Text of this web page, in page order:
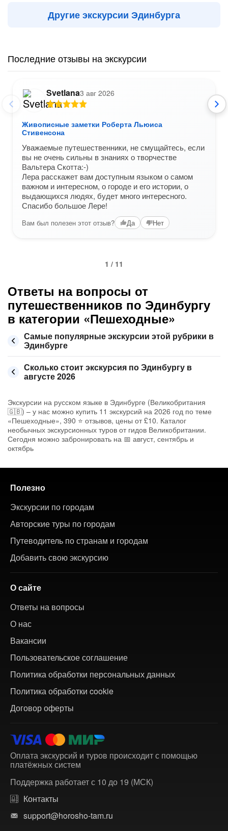
Другие экскурсии Эдинбурга
Последние отзывы на экскурсии
Svetlana3 авг 2026
Живописные заметки Роберта Льюиса
Стивенсона
Уважаемые путешественники, не смущайтесь, если
вы не очень сильны в знаниях о творчестве
Вальтера Скотта:-)
Лера расскажет вам доступным языком о самом
важном и интересном, о городе и его истории, о
выдающихся людях, будет много интересного.
Спасибо большое Лере!
Вам был полезен этот отзыв? Да Нет
1 / 11
Ответы на вопросы от
путешественников по Эдинбургу
в категории «Пешеходные»
Самые популярные экскурсии этой рубрики в
Эдинбурге
Сколько стоит экскурсия по Эдинбургу в
августе 2026
Экскурсии на русском языке в Эдинбурге (Великобритания
🇬🇧) – у нас можно купить 11 экскурсий на 2026 год по теме
«Пешеходные», 390 ⭐ отзывов, цены от £10. Каталог
необычных экскурсионных туров от гидов Великобритании.
Сегодня можно забронировать на 📅 август, сентябрь и
октябрь
Полезно
Экскурсии по городам
Авторские туры по городам
Путеводитель по странам и городам
Добавить свою экскурсию
О сайте
Ответы на вопросы
О нас
Вакансии
Пользовательское соглашение
Политика обработки персональных данных
Политика обработки cookie
Договор оферты
Оплата экскурсий и туров происходит с помощью
платёжных систем
Поддержка работает с 10 до 19 (МСК)
Контакты
support@horosho-tam.ru